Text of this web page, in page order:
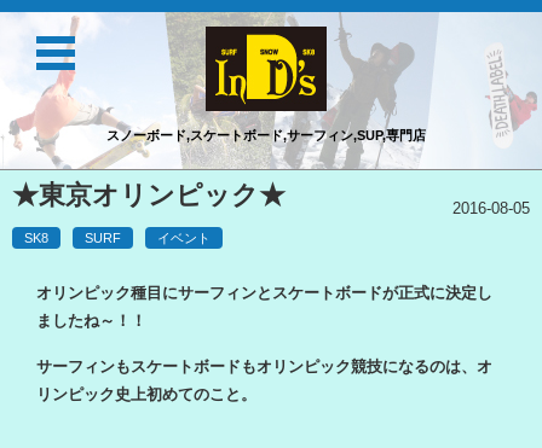
スノーボード,スケートボード,サーフィン,SUP,専門店
コンテンツに移動
★東京オリンピック★ 2016-08-05
SK8 SURF イベント
オリンピック種目にサーフィンとスケートボードが正式に決定し
ましたね～！！
サーフィンもスケートボードもオリンピック競技になるのは、オ
リンピック史上初めてのこと。